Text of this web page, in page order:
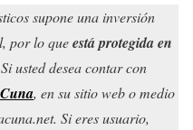
supone una inversión
por lo queestá protegida en
usted desea contar con
, en su sitio web o medio
Si eres usuario,